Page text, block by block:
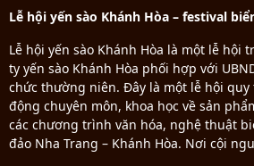
Lễ hội yến sào Khánh Hòa – festival
Lễ hội yến sào Khánh Hòa là một lễ hội
ty yến sào Khánh Hòa phối hợp với
chức thường niên. Đây là một lễ hội
động chuyên môn, khoa học về sản
các chương trình văn hóa, nghệ thuật
đảo Nha Trang – Khánh Hòa. Nơi cội